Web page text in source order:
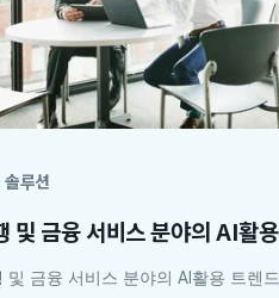
루션
및 금융 서비스 분야의 AI활
및 금융 서비스 분야의 AI활용 트렌